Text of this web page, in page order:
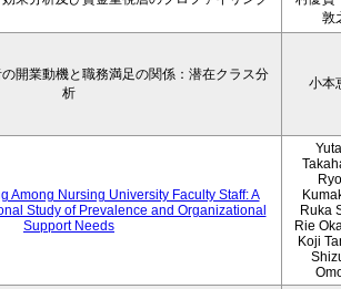
敦
開業動機と職務満足の関係：潜在クラス分
析
小本
Among Nursing University Faculty Staff: A
Study of Prevalence and Organizational
Support Needs
Ruka
Rie
Koji